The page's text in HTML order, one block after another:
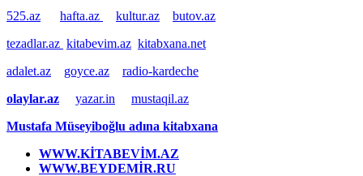
525.az
hafta.az kultur.az
butov.az
tezadlar.az kitabevim.az kitabxana.net
adalet.az
goyce.az
radio-kardeche
olaylar.az
yazar.in
mustaqil.az
Mustafa Müseyiboğlu adına kitabxana
WWW.KİTABEVİM.AZ
WWW.BEYDEMİR.RU